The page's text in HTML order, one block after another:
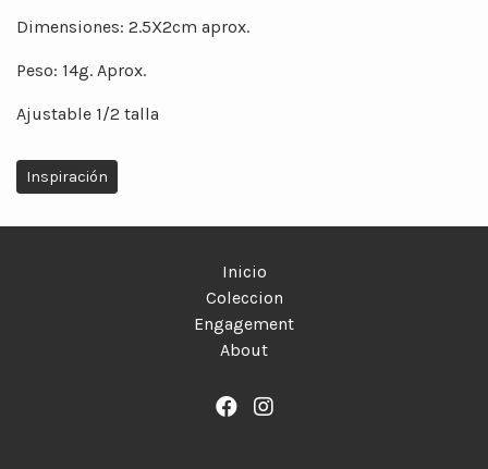
Dimensiones: 2.5X2cm aprox.
Peso: 14g. Aprox.
Ajustable 1/2 talla
Inspiración
Inicio
Coleccion
Engagement
About